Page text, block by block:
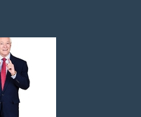
"Дойче
пред